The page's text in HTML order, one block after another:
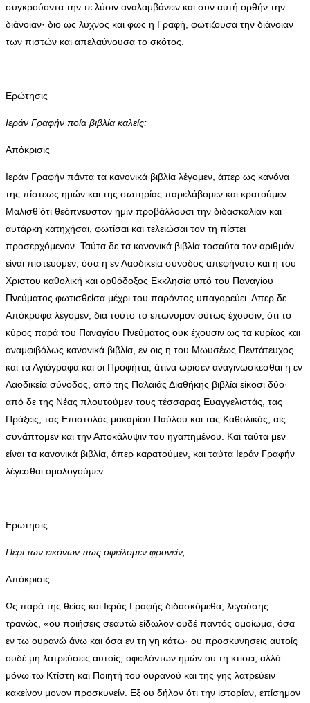
συγκρούοντα την τε λύσιν αναλαμβάνειν και συν αυτή ορθήν την
διάνοιαν· διο ως λύχνος και φως η Γραφή, φωτίζουσα την διάνοιαν
των πιστών και απελαύνουσα το σκότος.
Ερώτησις
Ιεράν Γραφήν ποία βιβλία καλείς;
Απόκρισις
Ιεράν Γραφήν πάντα τα κανονικά βιβλία λέγομεν, άπερ ως κανόνα
της πίστεως ημών και της σωτηρίας παρελάβομεν και κρατούμεν.
Μαλισθ’ότι θεόπνευστον ημίν προβάλλουσι την διδασκαλίαν και
αυτάρκη κατηχήσαι, φωτίσαι και τελειώσαι τον τη πίστει
προσερχόμενον. Ταύτα δε τα κανονικά βιβλία τοσαύτα τον αριθμόν
είναι πιστεύομεν, όσα η εν Λαοδικεία σύνοδος απεφήνατο και η του
Χριστου καθολική και ορθόδοξος Εκκλησία υπό του Παναγίου
Πνεύματος φωτισθείσα μέχρι του παρόντος υπαγορεύει. Απερ δε
Απόκρυφα λέγομεν, δια τούτο το επώνυμον ούτως έχουσιν, ότι το
κύρος παρά του Παναγίου Πνεύματος ουκ έχουσιν ως τα κυρίως και
αναμφιβόλως κανονικά βιβλία, εν οις η του Μωυσέως Πεντάτευχος
και τα Αγιόγραφα και οι Προφήται, άτινα ώρισεν αναγινώσκεσθαι η εν
Λαοδικεία σύνοδος, από της Παλαιάς Διαθήκης βιβλία είκοσι δύο·
από δε της Νέας πλουτούμεν τους τέσσαρας Ευαγγελιστάς, τας
Πράξεις, τας Επιστολάς μακαρίου Παύλου και τας Καθολικάς, αις
συνάπτομεν και την Αποκάλυψιν του ηγαπημένου. Και ταύτα μεν
είναι τα κανονικά βιβλία, άπερ καρατούμεν, και ταύτα Ιεράν Γραφήν
λέγεσθαι ομολογούμεν.
Ερώτησις
Περί των εικόνων πώς οφείλομεν φρονείν;
Απόκρισις
Ως παρά της θείας και Ιεράς Γραφής διδασκόμεθα, λεγούσης
τρανώς, «ου ποιήσεις σεαυτώ είδωλον ουδέ παντός ομοίωμα, όσα
εν τω ουρανώ άνω και όσα εν τη γη κάτω· ου προσκυνησεις αυτοίς
ουδέ μη λατρεύσεις αυτοίς, οφειλόντων ημών ου τη κτίσει, αλλά
μόνω τω Κτίστη και Ποιητή του ουρανού και της γης λατρεύειν
κακείνον μονον προσκυνείν. Εξ ου δήλον ότι την ιστορίαν, επίσημον